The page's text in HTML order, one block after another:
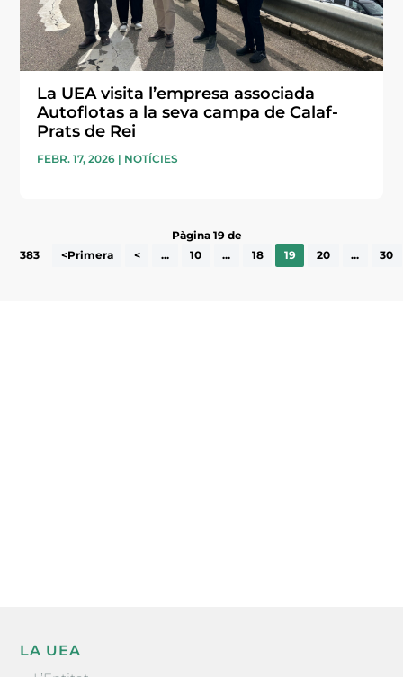
La UEA visita l’empresa associada
Autoflotas a la seva campa de Calaf-
Prats de Rei
FEBR. 17, 2026 | NOTÍCIES
Pàgina 19 de
383
<Primera < ... 10 ... 18 19 20 ... 30
LA UEA